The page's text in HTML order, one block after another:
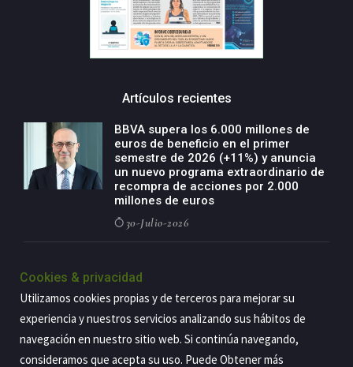
Artículos recientes
BBVA supera los 6.000 millones de
euros de beneficio en el primer
semestre de 2026 (+11%) y anuncia
un nuevo programa extraordinario de
recompra de acciones por 2.000
millones de euros
30-Julio-2026
negocio agro con un modelo global
países
29-Julio-2026
Cookies & privacidad
Utilizamos cookies propias y de terceros para mejorar su
experiencia y nuestros servicios analizando sus hábitos de
navegación en nuestro sitio web. Si continúa navegando,
consideramos que acepta su uso. Puede Obtener más